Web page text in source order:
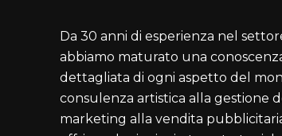
Da 30 anni di esperienza nel
abbiamo maturato una
dettagliata di ogni aspetto del
consulenza artistica alla gestione
marketing alla vendita